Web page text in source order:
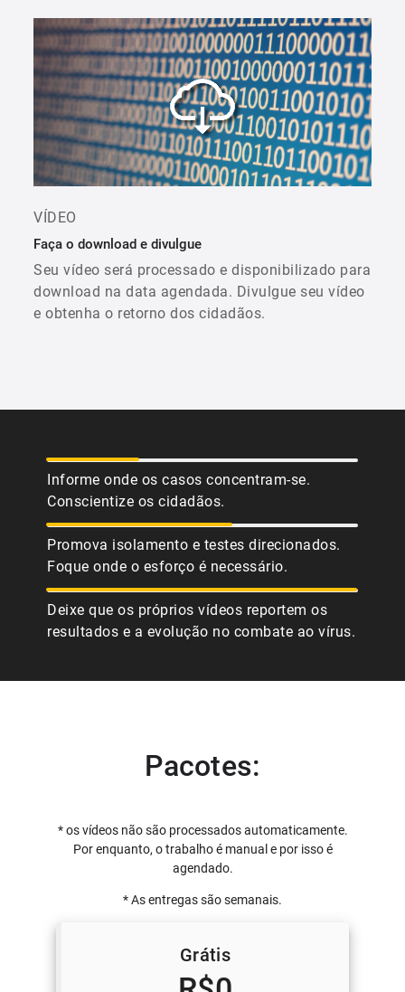
VÍDEO
Faça o download e divulgue
Seu vídeo será processado e disponibilizado para
download na data agendada. Divulgue seu vídeo
e obtenha o retorno dos cidadãos.
Informe onde os casos concentram-se.
Conscientize os cidadãos.
Promova isolamento e testes direcionados.
Foque onde o esforço é necessário.
Deixe que os próprios vídeos reportem os
resultados e a evolução no combate ao vírus.
Pacotes:
* os vídeos não são processados automaticamente.
Por enquanto, o trabalho é manual e por isso é
agendado.
* As entregas são semanais.
Grátis